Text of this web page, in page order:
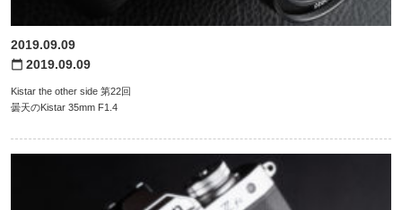
2019.09.09
Kistar the other side 第22回
曇天のKistar 35mm F1.4
calendar_today 2019.09.09